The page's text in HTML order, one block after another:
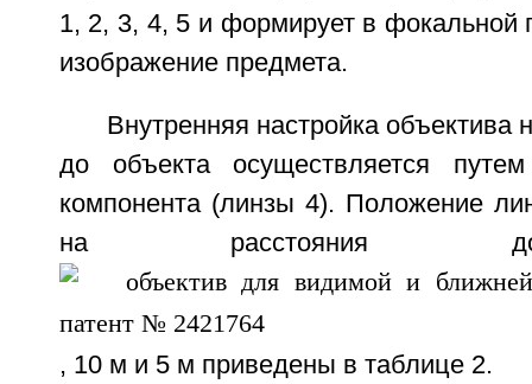
1, 2, 3, 4, 5 и формирует в фокальной
изображение предмета.
Внутренняя настройка объектива
до объекта осуществляется
компонента (линзы 4). Положение
на расстояния
, 10 м и 5 м приведены в таблице 2.